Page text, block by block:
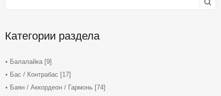
Категории раздела
Балалайка [9]
Бас / Контрабас [17]
Баян / Аккордеон / Гармонь [74]